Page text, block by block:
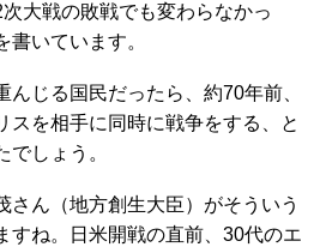
大戦の敗戦でも変わらなかっ
書いています。
んじる国民だったら、約70年前、
スを相手に同時に戦争をする、と
でしょう。
さん（地方創生大臣）がそういう
すね。日米開戦の直前、30代のエ